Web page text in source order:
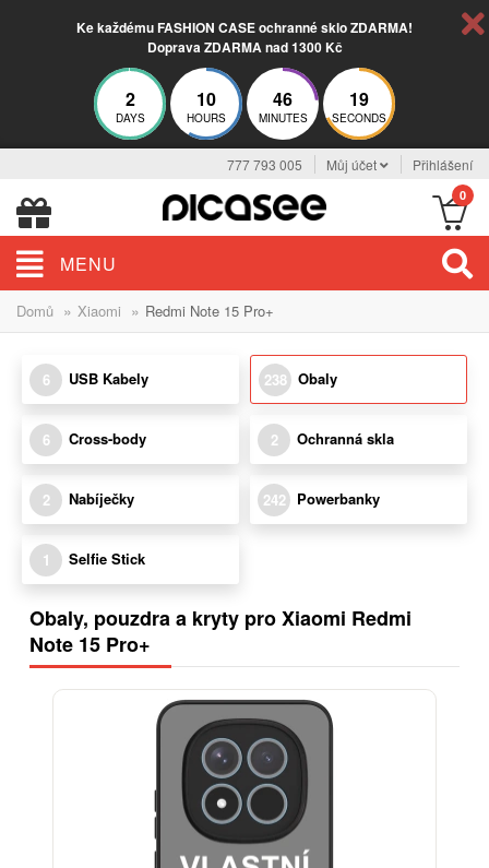
Ke každému FASHION CASE ochranné sklo ZDARMA!
Doprava ZDARMA nad 1300 Kč
2
DAYS
10
HOURS
46
MINUTES
18
SECONDS
777 793 005 Můj účet Přihlášení
0
MENU
Domů » Xiaomi » Redmi Note 15 Pro+
6 USB Kabely 238 Obaly
6 Cross-body 2 Ochranná skla
2 Nabíječky 242 Powerbanky
1 Selfie Stick
Obaly, pouzdra a kryty pro Xiaomi Redmi
Note 15 Pro+